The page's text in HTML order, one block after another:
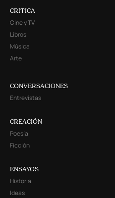
CRITICA
Cine y TV
Libros
Música
Arte
CONVERSACIONES
Entrevistas
CREACIÓN
Poesía
Ficción
ENSAYOS
Historia
Ideas